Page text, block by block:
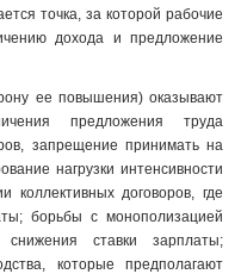
точка, за которой рабочие
дохода и предложение
ее повышения) оказывают
предложения труда
запрещение принимать на
нагрузки интенсивности
договоров, где
борьбы с монополизацией
ставки зарплаты;
которые предполагают